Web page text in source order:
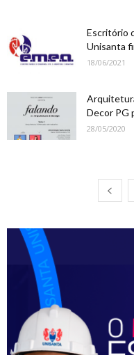
Escritório
Unisanta
18/06/2021
Decor PG
28/05/2020